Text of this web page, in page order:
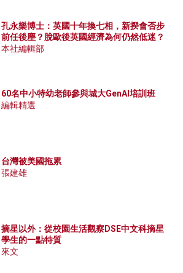
孔永樂博士：英國十年換七相，新揆會否步
前任後塵？脫歐後英國經濟為何仍然低迷？
本社編輯部
60名中小特幼老師參與城大GenAI培訓班
編輯精選
台灣被美國拖累
張建雄
摘星以外：從校園生活觀察DSE中文科摘星
學生的一點特質
來文